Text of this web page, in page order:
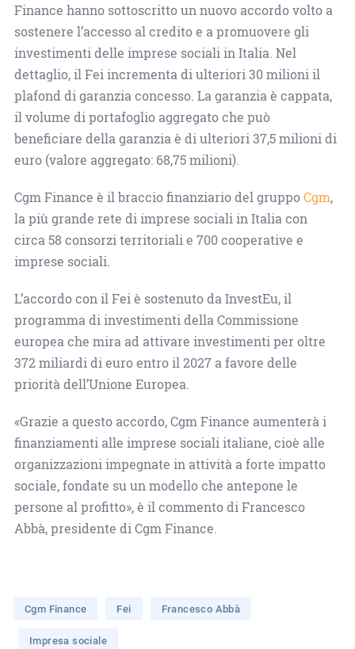
Finance hanno sottoscritto un nuovo accordo volto a
sostenere l’accesso al credito e a promuovere gli
investimenti delle imprese sociali in Italia. Nel
dettaglio, il Fei incrementa di ulteriori 30 milioni il
plafond di garanzia concesso. La garanzia è cappata,
il volume di portafoglio aggregato che può
beneficiare della garanzia è di ulteriori 37,5 milioni di
euro (valore aggregato: 68,75 milioni).
Cgm Finance è il braccio finanziario del gruppoCgm,
la più grande rete di imprese sociali in Italia con
circa 58 consorzi territoriali e 700 cooperative e
imprese sociali.
L’accordo con il Fei è sostenuto da InvestEu, il
programma di investimenti della Commissione
europea che mira ad attivare investimenti per oltre
372 miliardi di euro entro il 2027 a favore delle
priorità dell’Unione Europea.
«Grazie a questo accordo, Cgm Finance aumenterà i
finanziamenti alle imprese sociali italiane, cioè alle
organizzazioni impegnate in attività a forte impatto
sociale, fondate su un modello che antepone le
persone al profitto», è il commento di Francesco
Abbà, presidente di Cgm Finance.
Cgm Finance Fei Francesco Abbà
Impresa sociale